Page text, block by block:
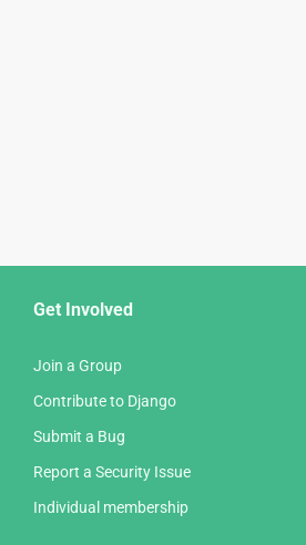
Get Involved
Join a Group
Contribute to Django
Submit a Bug
Report a Security Issue
Individual membership